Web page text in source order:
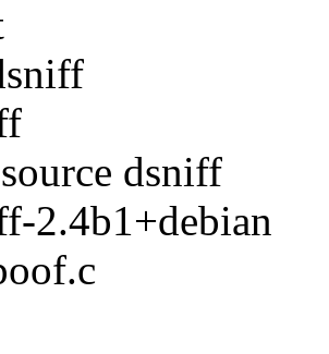
dsniff
2.4b1+debian